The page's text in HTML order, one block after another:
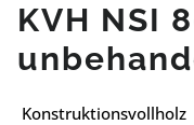
KVH NSI
Konstruktionsvollholz